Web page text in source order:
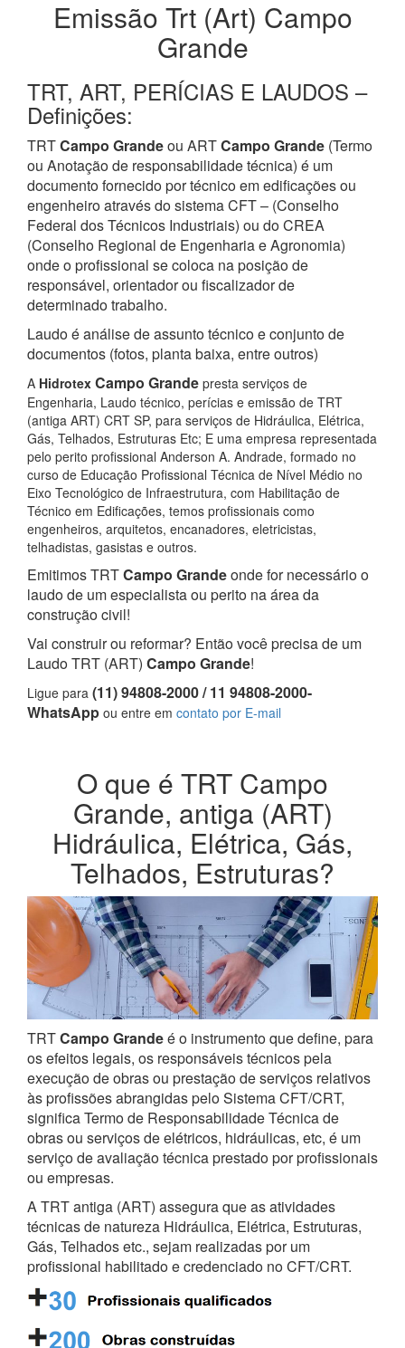
Emissão Trt (Art) Campo
Grande
TRT, ART, PERÍCIAS E LAUDOS –
Definições:
TRTCampo Grandeou ARTCampo Grande (Termo
ou Anotação de responsabilidade técnica) é um
documento fornecido por técnico em edificações ou
engenheiro através do sistema CFT – (Conselho
Federal dos Técnicos Industriais) ou do CREA
(Conselho Regional de Engenharia e Agronomia)
onde o profissional se coloca na posição de
responsável, orientador ou fiscalizador de
determinado trabalho.
Laudo é análise de assunto técnico e conjunto de
documentos (fotos, planta baixa, entre outros)
A Hidrotex Campo Grande presta serviços de
Engenharia, Laudo técnico, perícias e emissão de TRT
(antiga ART) CRT SP, para serviços de Hidráulica, Elétrica,
Gás, Telhados, Estruturas Etc; E uma empresa representada
pelo perito profissional Anderson A. Andrade, formado no
curso de Educação Profissional Técnica de Nível Médio no
Eixo Tecnológico de Infraestrutura, com Habilitação de
Técnico em Edificações, temos profissionais como
engenheiros, arquitetos, encanadores, eletricistas,
telhadistas, gasistas e outros.
Emitimos TRTCampo Grandeonde for necessário o
laudo de um especialista ou perito na área da
construção civil!
Vai construir ou reformar? Então você precisa de um
Laudo TRT (ART) Campo Grande!
Ligue para (11) 94808-2000 / 11 94808-2000-
WhatsApp ou entre em contato por E-mail
O que é TRT Campo
Grande, antiga (ART)
Hidráulica, Elétrica, Gás,
Telhados, Estruturas?
TRTCampo Grandeé o instrumento que define, para
os efeitos legais, os responsáveis técnicos pela
execução de obras ou prestação de serviços relativos
às profissões abrangidas pelo Sistema CFT/CRT,
significa Termo de Responsabilidade Técnica de
obras ou serviços de elétricos, hidráulicas, etc, é um
serviço de avaliação técnica prestado por profissionais
ou empresas.
A TRT antiga (ART) assegura que as atividades
técnicas de natureza Hidráulica, Elétrica, Estruturas,
Gás, Telhados etc., sejam realizadas por um
profissional habilitado e credenciado no CFT/CRT.